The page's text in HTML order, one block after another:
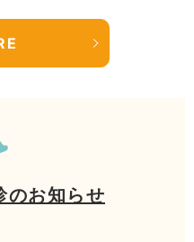
のお知らせ